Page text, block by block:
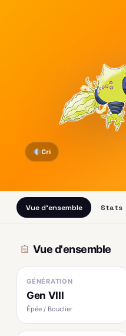
Cri
Vue d'ensemble Stats
Vue d'ensemble
GÉNÉRATION
Gen VIII
Épée / Bouclier